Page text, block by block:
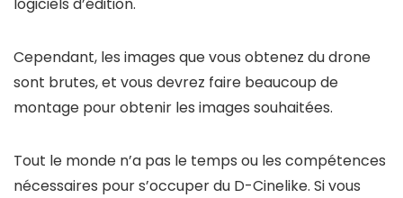
logiciels d’édition.
Cependant, les images que vous obtenez du drone
sont brutes, et vous devrez faire beaucoup de
montage pour obtenir les images souhaitées.
Tout le monde n’a pas le temps ou les compétences
nécessaires pour s’occuper du D-Cinelike. Si vous